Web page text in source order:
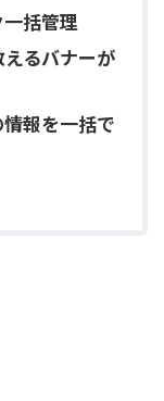
括管理
るバナーが
報を一括で